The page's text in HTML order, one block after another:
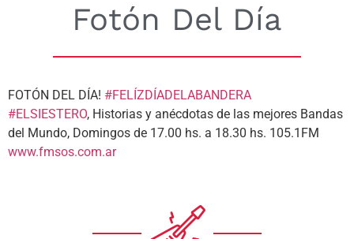
Fotón Del Día
FOTÓN DEL DÍA! #FELÍZDÍADELABANDERA
#ELSIESTERO, Historias y anécdotas de las mejores Bandas
del Mundo, Domingos de 17.00 hs. a 18.30 hs. 105.1FM
www.fmsos.com.ar